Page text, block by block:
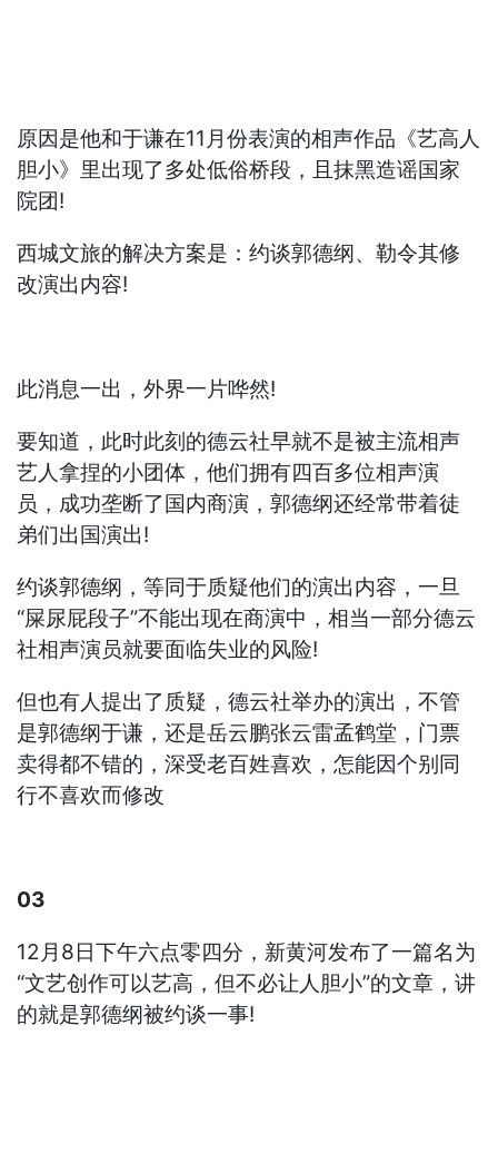
原因是他和于谦在11月份表演的相声作品《艺高人
胆小》里出现了多处低俗桥段，且抹黑造谣国家
院团!
西城文旅的解决方案是：约谈郭德纲、勒令其修
改演出内容!
此消息一出，外界一片哗然!
要知道，此时此刻的德云社早就不是被主流相声
艺人拿捏的小团体，他们拥有四百多位相声演
员，成功垄断了国内商演，郭德纲还经常带着徒
弟们出国演出!
约谈郭德纲，等同于质疑他们的演出内容，一旦
“屎尿屁段子”不能出现在商演中，相当一部分德云
社相声演员就要面临失业的风险!
但也有人提出了质疑，德云社举办的演出，不管
是郭德纲于谦，还是岳云鹏张云雷孟鹤堂，门票
卖得都不错的，深受老百姓喜欢，怎能因个别同
行不喜欢而修改
03
12月8日下午六点零四分，新黄河发布了一篇名为
“文艺创作可以艺高，但不必让人胆小”的文章，讲
的就是郭德纲被约谈一事!